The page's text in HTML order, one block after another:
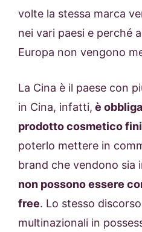
volte la stessa marca
nei vari paesi e perché
Europa non vengono
La Cina è il paese con
in Cina, infatti, è
prodotto cosmetico
poterlo mettere in
brand che vendono sia
non possono essere
free. Lo stesso
multinazionali in